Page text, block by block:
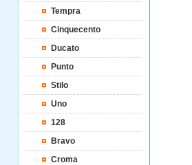
Tempra
Cinquecento
Ducato
Punto
Stilo
Uno
128
Bravo
Croma